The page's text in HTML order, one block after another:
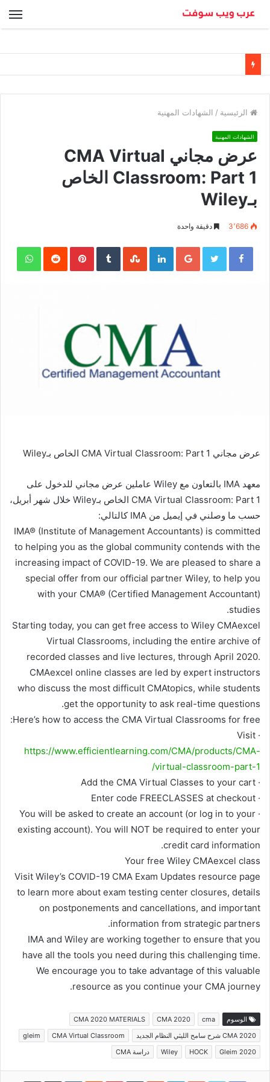
الرئيسية / الشهادات المهنية
الشهادات المهنية
عرض مجاني CMA Virtual
Classroom: Part 1 الخاص
بـWiley
3٬686 دقيقة واحدة
Facebook
Twitter
Google+
LinkedIn
Pinterest
عرض مجاني CMA Virtual Classroom: Part 1 الخاص بـWiley
معهد IMA بالتعاون مع Wiley عاملين عرض مجاني للدخول على
CMA Virtual Classroom: Part 1 الخاص بـWiley خلال شهر أبريل،
حسب ما وصلني في إيميل من IMA كالتالي:
IMA® (Institute of Management Accountants) is committed
to helping you as the global community contends with the
increasing impact of COVID-19. We are pleased to share a
special offer from our official partner Wiley, to help you
with your CMA® (Certified Management Accountant)
studies.
Starting today, you can get free access to Wiley CMAexcel
Virtual Classrooms, including the entire archive of
recorded classes and live lectures, through April 2020.
CMAexcel online classes are led by expert instructors
who discuss the most difficult CMAtopics, while students
get the opportunity to ask real-time questions.
Here’s how to access the CMA Virtual Classrooms for free:
· Visit
https://www.efficientlearning.com/CMA/products/CMA-
virtual-classroom-part-1/
· Add the CMA Virtual Classes to your cart
· Enter code
FREECLASSES at checkout
· You will be asked to create an account (or log in to your
existing account). You will NOT be required to enter your
credit card information.
Your free Wiley CMAexcel class
Visit Wiley’s COVID-19 CMA Exam Updates resource page
to learn more about exam testing center closures, details
on postponements and cancellations, and important
information from strategic partners.
IMA and Wiley are working together to ensure that you
have all the tools you need during this challenging time.
We encourage you to take advantage of this valuable
resource as you continue your CMA journey.
الوسوم cma
CMA 2020
CMA 2020 MATERIALS
CMA 2020 شرح سامح الليثي النظام الجديد
CMA Virtual Classroom
gleim
Gleim 2020
HOCK
Wiley دراسة CMA